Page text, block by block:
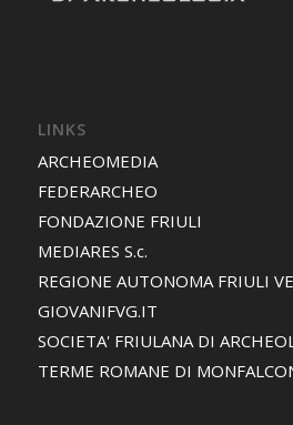
LINKS
ARCHEOMEDIA
FEDERARCHEO
FONDAZIONE FRIULI
MEDIARES S.c.
REGIONE AUTONOMA FRIULI
GIOVANIFVG.IT
SOCIETA' FRIULANA DI
TERME ROMANE DI